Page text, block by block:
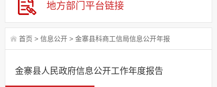
地方部门 平台链接
首页 > 信息公开 > 金寨县科商工信局信息公开年报
金寨县人民政府信息公开工作年度报告